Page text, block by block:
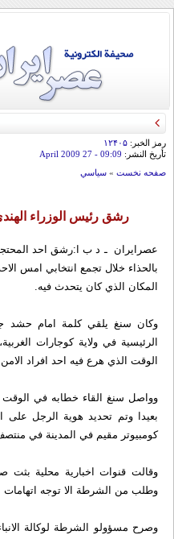
رمز الخبر: ۱۲۴۰۵
تأريخ النشر: 09:09
- 27 April 2009
صفحه نخست » سياسي
رشق رئيس الوزراء
عصرایران ـ د ب ا:رشق احد
بالحذاء خلال تجمع انتخابي امس
المكان الذي كان يتحدث فيه.
وكان سنغ يلقي كلمة امام حشد
الرئيسية في ولاية كوجارات
الوقت الذي هرع فيه احد افراد
وواصل سنغ القاء خطابه في الوقت
بعيدا وتم تحديد هوية الرجل
كومبيوتر مقيم في المدينة في
وقالت قنوات اخبارية محلية
وطلب من الشرطة الا توجه اتهامات
وصرح مسؤولو الشرطة لوكالة